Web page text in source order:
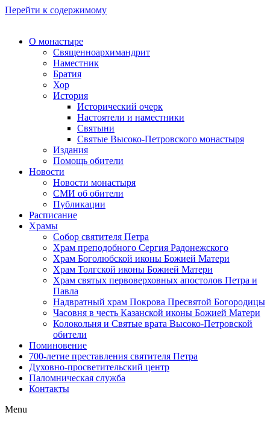
Перейти к содержимому
О монастыре
Священноархимандрит
Наместник
Братия
Хор
История
Исторический очерк
Настоятели и наместники
Святыни
Святые Высоко-Петровского монастыря
Издания
Помощь обители
Новости
Новости монастыря
СМИ об обители
Публикации
Расписание
Храмы
Собор святителя Петра
Храм преподобного Сергия Радонежского
Храм Боголюбской иконы Божией Матери
Храм Толгской иконы Божией Матери
Храм святых первоверховных апостолов Петра и
Павла
Надвратный храм Покрова Пресвятой Богородицы
Часовня в честь Казанской иконы Божией Матери
Колокольня и Святые врата Высоко-Петровской
обители
Поминовение
700-летие преставления святителя Петра
Духовно-просветительский центр
Паломническая служба
Контакты
Menu